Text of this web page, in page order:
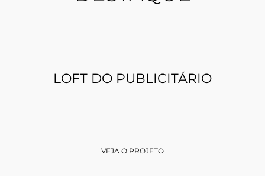
LOFT DO PUBLICITÁRIO
VEJA O PROJETO